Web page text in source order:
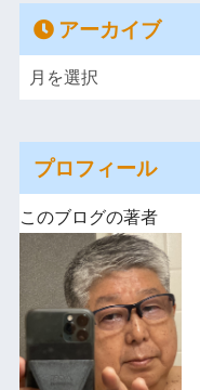
アーカイブ
プロフィール
このブログの著者